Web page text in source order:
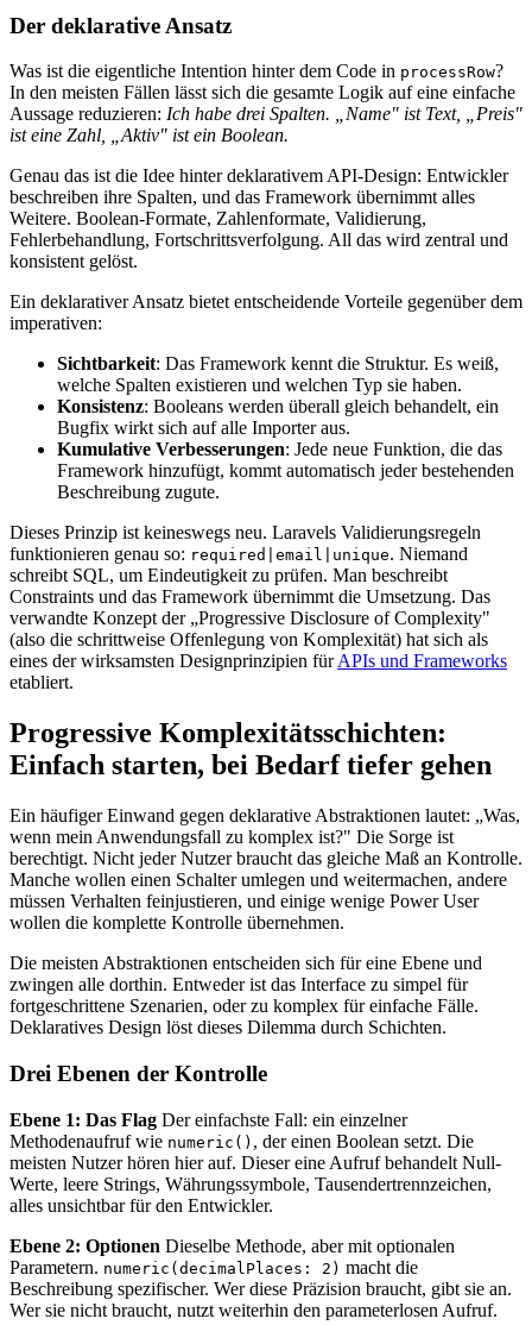
Der deklarative Ansatz
Was ist die eigentliche Intention hinter dem Code in processRow?
In den meisten Fällen lässt sich die gesamte Logik auf eine einfache
Aussage reduzieren: Ich habe drei Spalten. „Name" ist Text, „Preis"
ist eine Zahl, „Aktiv" ist ein Boolean.
Genau das ist die Idee hinter deklarativem API-Design: Entwickler
beschreiben ihre Spalten, und das Framework übernimmt alles
Weitere. Boolean-Formate, Zahlenformate, Validierung,
Fehlerbehandlung, Fortschrittsverfolgung. All das wird zentral und
konsistent gelöst.
Ein deklarativer Ansatz bietet entscheidende Vorteile gegenüber dem
imperativen:
Sichtbarkeit: Das Framework kennt die Struktur. Es weiß,
welche Spalten existieren und welchen Typ sie haben.
Konsistenz: Booleans werden überall gleich behandelt, ein
Bugfix wirkt sich auf alle Importer aus.
Kumulative Verbesserungen: Jede neue Funktion, die das
Framework hinzufügt, kommt automatisch jeder bestehenden
Beschreibung zugute.
Dieses Prinzip ist keineswegs neu. Laravels Validierungsregeln
funktionieren genau so: required|email|unique. Niemand
schreibt SQL, um Eindeutigkeit zu prüfen. Man beschreibt
Constraints und das Framework übernimmt die Umsetzung. Das
verwandte Konzept der „Progressive Disclosure of Complexity"
(also die schrittweise Offenlegung von Komplexität) hat sich als
eines der wirksamsten Designprinzipien fürAPIs und Frameworks
etabliert.
Progressive Komplexitätsschichten:
Einfach starten, bei Bedarf tiefer gehen
Ein häufiger Einwand gegen deklarative Abstraktionen lautet: „Was,
wenn mein Anwendungsfall zu komplex ist?" Die Sorge ist
berechtigt. Nicht jeder Nutzer braucht das gleiche Maß an Kontrolle.
Manche wollen einen Schalter umlegen und weitermachen, andere
müssen Verhalten feinjustieren, und einige wenige Power User
wollen die komplette Kontrolle übernehmen.
Die meisten Abstraktionen entscheiden sich für eine Ebene und
zwingen alle dorthin. Entweder ist das Interface zu simpel für
fortgeschrittene Szenarien, oder zu komplex für einfache Fälle.
Deklaratives Design löst dieses Dilemma durch Schichten.
Drei Ebenen der Kontrolle
Ebene 1: Das Flag Der einfachste Fall: ein einzelner
Methodenaufruf wie numeric() , der einen Boolean setzt. Die
meisten Nutzer hören hier auf. Dieser eine Aufruf behandelt Null-
Werte, leere Strings, Währungssymbole, Tausendertrennzeichen,
alles unsichtbar für den Entwickler.
Ebene 2: Optionen Dieselbe Methode, aber mit optionalen
Parametern. numeric(decimalPlaces: 2) macht die
Beschreibung spezifischer. Wer diese Präzision braucht, gibt sie an.
Wer sie nicht braucht, nutzt weiterhin den parameterlosen Aufruf.